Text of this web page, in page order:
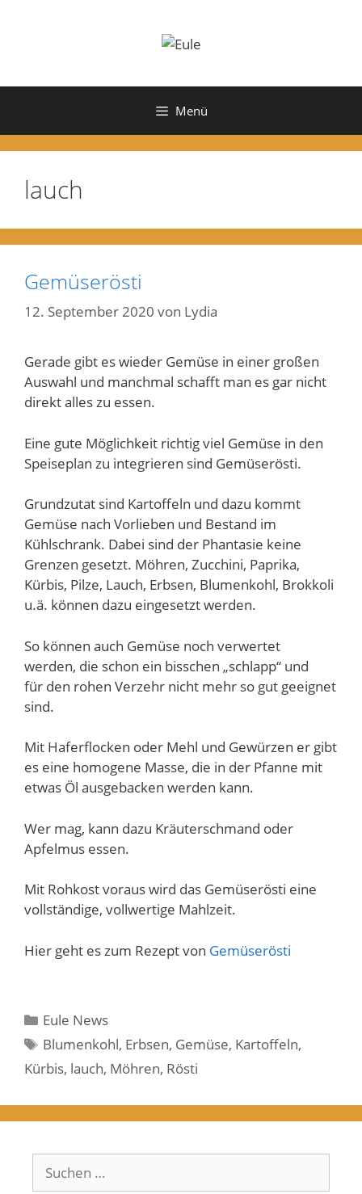
Menü
lauch
Gemüserösti
12. September 2020 von Lydia
Gerade gibt es wieder Gemüse in einer großen
Auswahl und manchmal schafft man es gar nicht
direkt alles zu essen.
Eine gute Möglichkeit richtig viel Gemüse in den
Speiseplan zu integrieren sind Gemüserösti.
Grundzutat sind Kartoffeln und dazu kommt
Gemüse nach Vorlieben und Bestand im
Kühlschrank. Dabei sind der Phantasie keine
Grenzen gesetzt. Möhren, Zucchini, Paprika,
Kürbis, Pilze, Lauch, Erbsen, Blumenkohl, Brokkoli
u.ä. können dazu eingesetzt werden.
So können auch Gemüse noch verwertet
werden, die schon ein bisschen „schlapp“ und
für den rohen Verzehr nicht mehr so gut geeignet
sind.
Mit Haferflocken oder Mehl und Gewürzen er gibt
es eine homogene Masse, die in der Pfanne mit
etwas Öl ausgebacken werden kann.
Wer mag, kann dazu Kräuterschmand oder
Apfelmus essen.
Mit Rohkost voraus wird das Gemüserösti eine
vollständige, vollwertige Mahlzeit.
Hier geht es zum Rezept von Gemüserösti
Kategorien
Eule News
Schlagwörter
Blumenkohl, Erbsen, Gemüse, Kartoffeln,
Kürbis, lauch, Möhren, Rösti
Suchen
nach: